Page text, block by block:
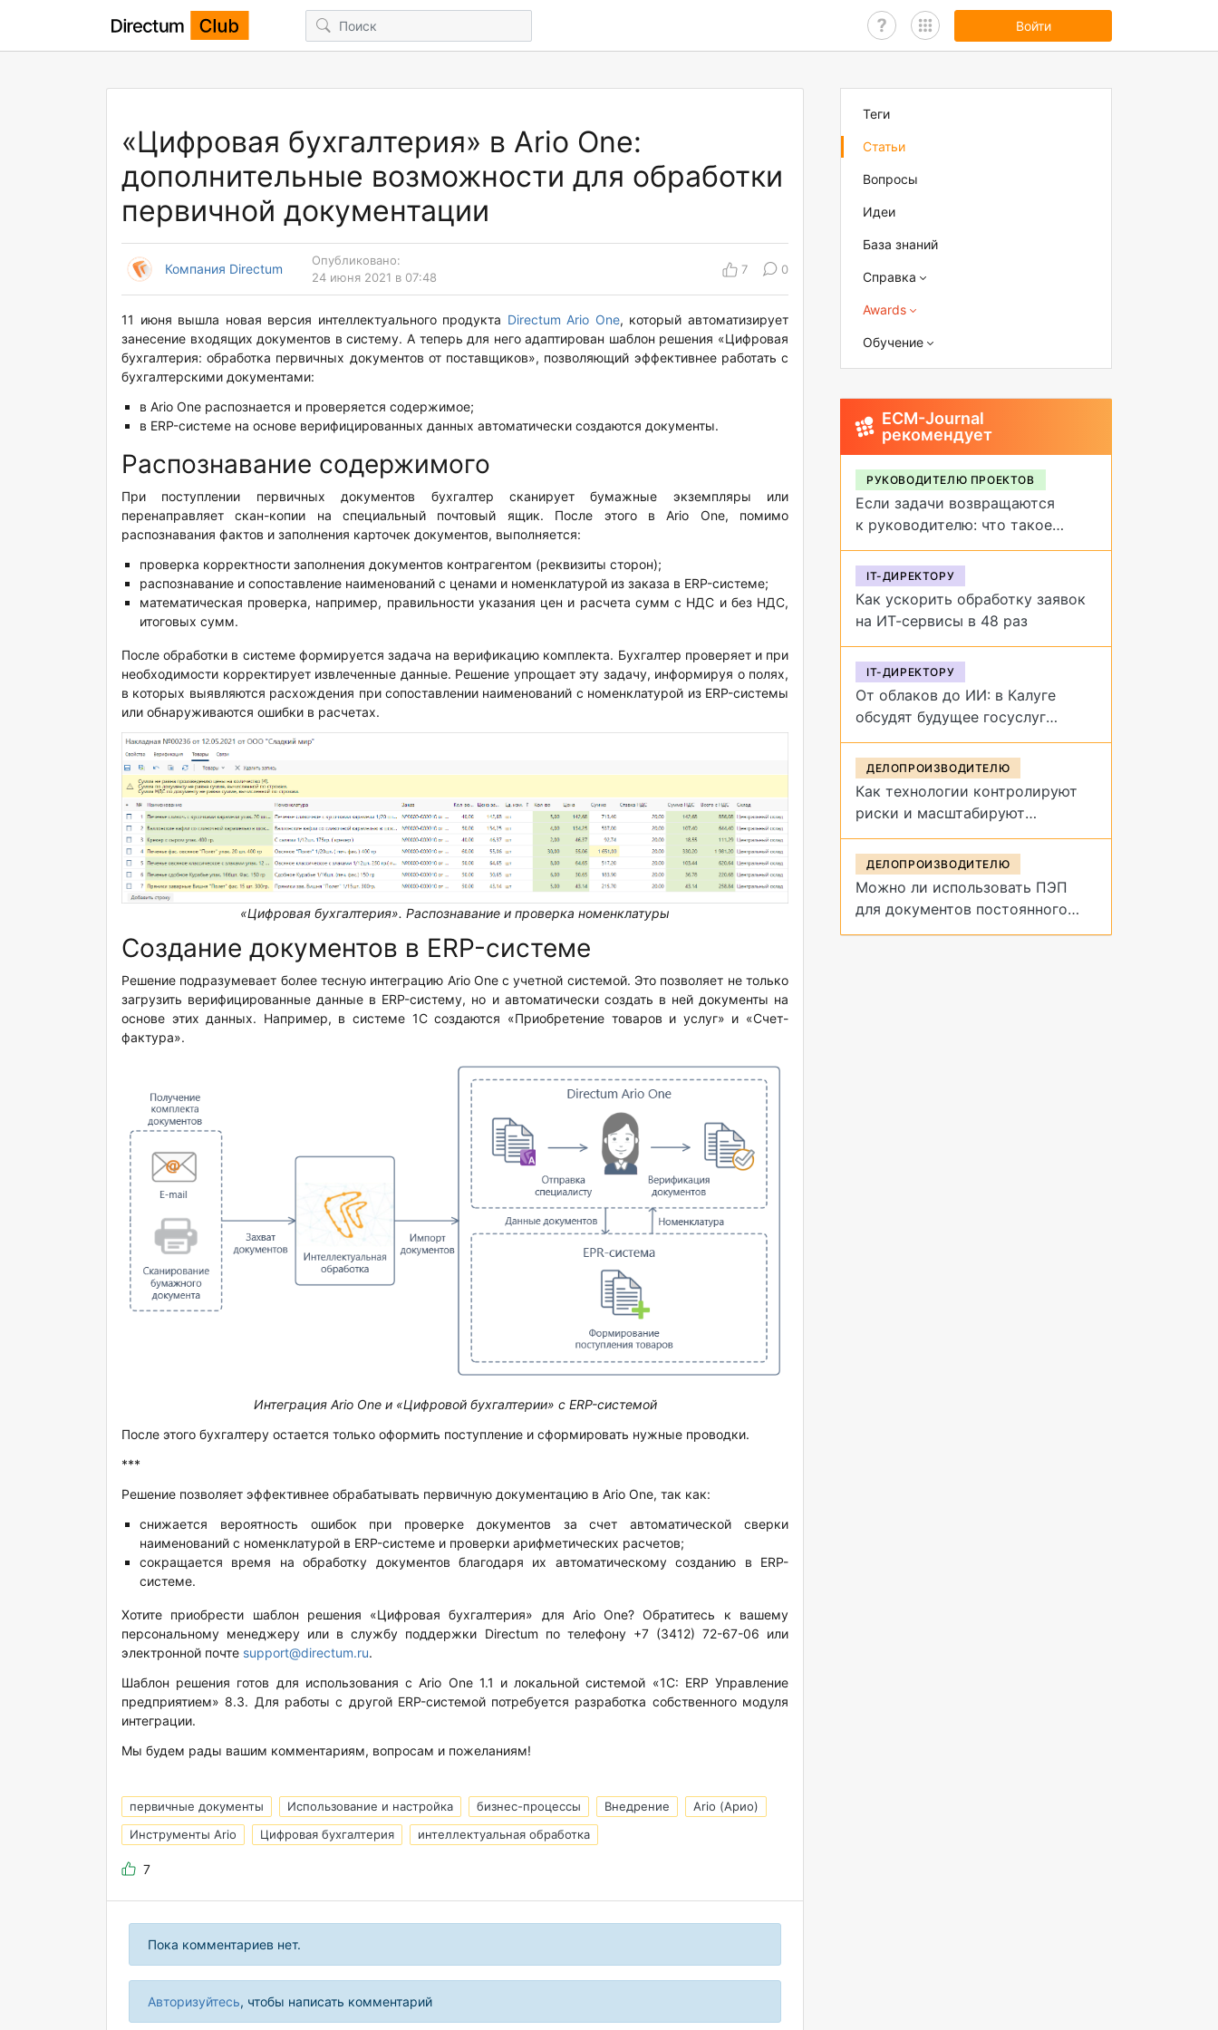
Войти
«Цифровая бухгалтерия» в Ario One:
дополнительные возможности для обработки
первичной документации
Компания Directum
Опубликовано:
24 июня 2021 в 07:48
7 0
11 июня вышла новая версия интеллектуального продукта Directum Ario One, который автоматизирует
занесение входящих документов в систему. А теперь для него адаптирован шаблон решения «Цифровая
бухгалтерия: обработка первичных документов от поставщиков», позволяющий эффективнее работать с
бухгалтерскими документами:
в Ario One распознается и проверяется содержимое;
в ERP-системе на основе верифицированных данных автоматически создаются документы.
Распознавание содержимого
При поступлении первичных документов бухгалтер сканирует бумажные экземпляры или
перенаправляет скан-копии на специальный почтовый ящик. После этого в Ario One, помимо
распознавания фактов и заполнения карточек документов, выполняется:
проверка корректности заполнения документов контрагентом (реквизиты сторон);
распознавание и сопоставление наименований с ценами и номенклатурой из заказа в ERP-системе;
математическая проверка, например, правильности указания цен и расчета сумм с НДС и без НДС,
итоговых сумм.
После обработки в системе формируется задача на верификацию комплекта. Бухгалтер проверяет и при
необходимости корректирует извлеченные данные. Решение упрощает эту задачу, информируя о полях,
в которых выявляются расхождения при сопоставлении наименований c номенклатурой из ERP-системы
или обнаруживаются ошибки в расчетах.
«Цифровая бухгалтерия». Распознавание и проверка номенклатуры
Создание документов в ERP-системе
Решение подразумевает более тесную интеграцию Ario One с учетной системой. Это позволяет не только
загрузить верифицированные данные в ERP-систему, но и автоматически создать в ней документы на
основе этих данных. Например, в системе 1С создаются «Приобретение товаров и услуг» и «Счет-
фактура».
Интеграция Ario One и «Цифровой бухгалтерии» с ERP-системой
После этого бухгалтеру остается только оформить поступление и сформировать нужные проводки.
***
Решение позволяет эффективнее обрабатывать первичную документацию в Ario One, так как:
снижается вероятность ошибок при проверке документов за счет автоматической сверки
наименований с номенклатурой в ERP-системе и проверки арифметических расчетов;
сокращается время на обработку документов благодаря их автоматическому созданию в ERP-
системе.
Хотите приобрести шаблон решения «Цифровая бухгалтерия» для Ario One? Обратитесь к вашему
персональному менеджеру или в службу поддержки Directum по телефону +7 (3412) 72-67-06 или
электронной почте support@directum.ru.
Шаблон решения готов для использования с Ario One 1.1 и локальной системой «1С: ERP Управление
предприятием» 8.3. Для работы с другой ERP-системой потребуется разработка собственного модуля
интеграции.
Мы будем рады вашим комментариям, вопросам и пожеланиям!
первичные документы Использование и настройка бизнес-процессы Внедрение
Ario (Арио)
Инструменты Ario
Цифровая бухгалтерия интеллектуальная обработка
7
Пока комментариев нет.
Авторизуйтесь, чтобы написать комментарий
Теги
Статьи
Вопросы
Идеи
База знаний
Справка
Awards
Обучение
ECM-Journal
рекомендует
РУКОВОДИТЕЛЮ ПРОЕКТОВ
Если задачи возвращаются
к руководителю: что такое
обратное делегирование и как
от него избавиться
IT-ДИРЕКТОРУ
Как ускорить обработку заявок
на ИТ-сервисы в 48 раз
IT-ДИРЕКТОРУ
От облаков до ИИ: в Калуге
обсудят будущее госуслуг
на форуме «Цифровая
эволюция»
ДЕЛОПРОИЗВОДИТЕЛЮ
Как технологии контролируют
риски и масштабируют
управление договорами
ДЕЛОПРОИЗВОДИТЕЛЮ
Можно ли использовать ПЭП
для документов постоянного
срока хранения?